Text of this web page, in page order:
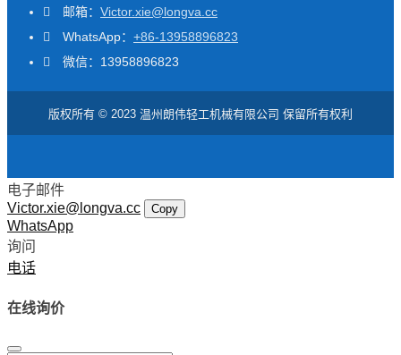
邮箱： Victor.xie@longva.cc
WhatsApp： +86-13958896823
微信：13958896823
版权所有 © 2023 温州朗伟轻工机械有限公司 保留所有权利
电子邮件
Victor.xie@longva.cc
Copy
WhatsApp
询问
电话
在线询价